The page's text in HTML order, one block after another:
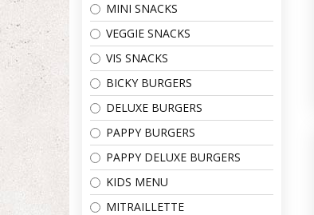
MINI SNACKS
VEGGIE SNACKS
VIS SNACKS
BICKY BURGERS
DELUXE BURGERS
PAPPY BURGERS
PAPPY DELUXE BURGERS
KIDS MENU
MITRAILLETTE